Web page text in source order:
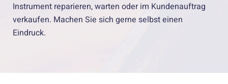
Instrument reparieren, warten oder im Kundenauftrag
verkaufen. Machen Sie sich gerne selbst einen
Eindruck.